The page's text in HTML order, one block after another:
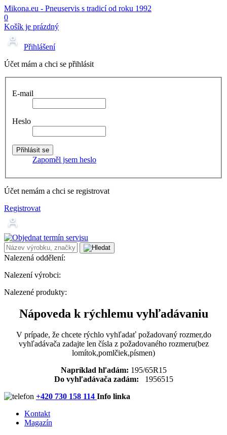
Mikona.eu - Pneuservis s tradicí od roku 1992
0
Košík je prázdný
Přihlášení
Účet mám a chci se přihlásit
E-mail
Heslo
Zapoměl jsem heslo
Účet nemám a chci se registrovat
Registrovat
Nalezená oddělení:
Nalezení výrobci:
Nalezené produkty:
Nápoveda k rýchlemu vyhľadávaniu
V prípade, že chcete rýchlo vyhľadať požadovaný rozmer,do
vyhľadávača zadajte len čísla z požadovaného rozmeru(bez
lomítok,pomlčiek,písmen)
Napríklad hľadám: 195/65R15
Do vyhľadávača zadám: 1956515
+420 730 158 114 Info linka
Kontakt
Magazín